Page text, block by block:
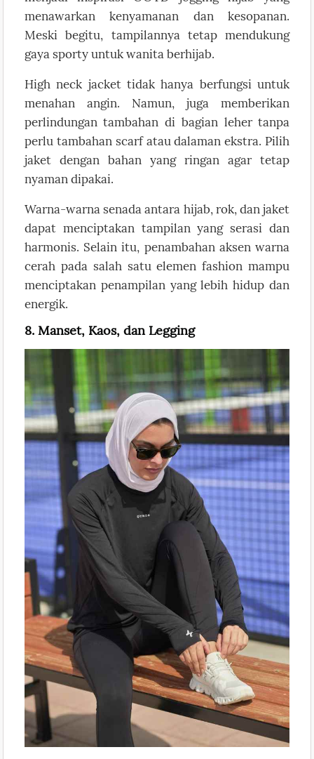
menawarkan kenyamanan dan kesopanan.
Meski begitu, tampilannya tetap mendukung
gaya sporty untuk wanita berhijab.
High neck jacket tidak hanya berfungsi untuk
menahan angin. Namun, juga memberikan
perlindungan tambahan di bagian leher tanpa
perlu tambahan scarf atau dalaman ekstra. Pilih
jaket dengan bahan yang ringan agar tetap
nyaman dipakai.
Warna-warna senada antara hijab, rok, dan jaket
dapat menciptakan tampilan yang serasi dan
harmonis. Selain itu, penambahan aksen warna
cerah pada salah satu elemen fashion mampu
menciptakan penampilan yang lebih hidup dan
energik.
8. Manset, Kaos, dan Legging